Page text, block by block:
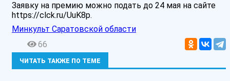
Заявку на премию можно подать до 24 мая на сайте
https://clck.ru/UuK8p.
Минкульт Саратовской области
66
ЧИТАТЬ ТАКЖЕ ПО ТЕМЕ